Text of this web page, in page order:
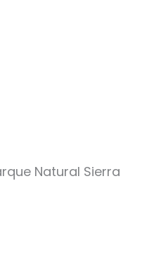
Natural Sierra